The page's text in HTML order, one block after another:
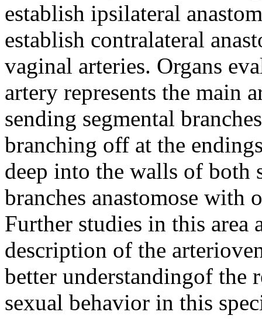
establish ipsilateral
establish contralateral
vaginal arteries. Organs
artery represents the main
sending segmental
branching off at the
deep into the walls of both
branches anastomose with
Further studies in this area
description of the
better understandingof the
sexual behavior in this